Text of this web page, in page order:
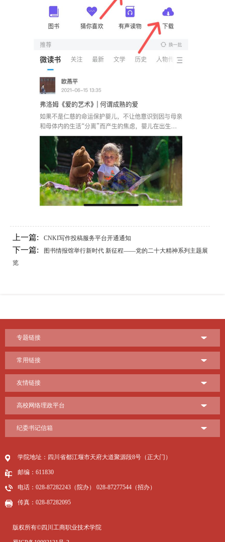
上一篇: CNKI写作投稿服务平台开通通知
下一篇:
图书情报馆举行新时代 新征程——党的二十大精神系列主题展
览
专题链接
常用链接
友情链接
高校网络理政平台
纪委书记信箱
学院地址：四川省都江堰市天府大道聚源段8号（正大门）
邮编：611830
电话：028-87282243（院办） 028-87277544（招办）
传真：028-87282095
版权所有©四川工商职业技术学院